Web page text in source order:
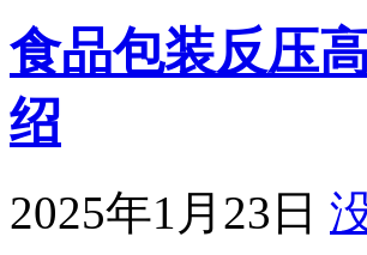
食品包装反压
绍
2025年1月23日